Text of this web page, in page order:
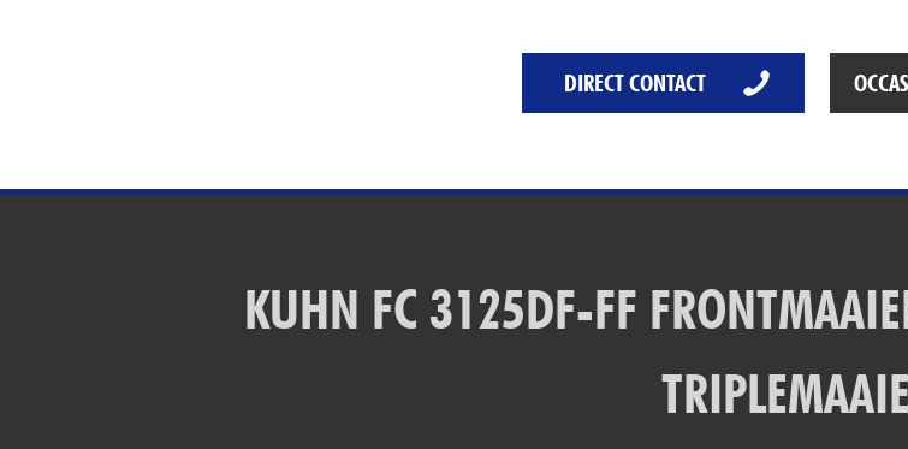
Het digitale tijdperk
De toekomst
DIRECT CONTACT
KUHN FC 3125DF-FF